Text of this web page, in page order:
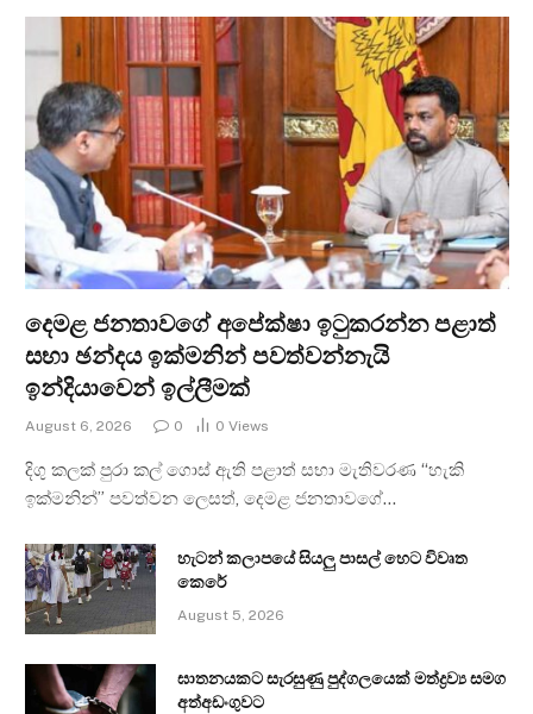
දෙමළ ජනතාවගේ අපේක්ෂා ඉටුකරන්න පළාත්
සභා ඡන්දය ඉක්මනින් පවත්වන්නැයි
ඉන්දියාවෙන් ඉල්ලීමක්
August 6, 2026 0 0 Views
දිගු කලක් පුරා කල් ගොස් ඇති පළාත් සභා මැතිවරණ “හැකි
ඉක්මනින්” පවත්වන ලෙසත්, දෙමළ ජනතාවගේ…
හැටන් කලාපයේ සියලු පාසල් හෙට විවෘත
කෙරේ
August 5, 2026
ඝාතනයකට සැරසුණු පුද්ගලයෙක් මත්ද්‍රව්‍ය සමග
අත්අඩංගුවට